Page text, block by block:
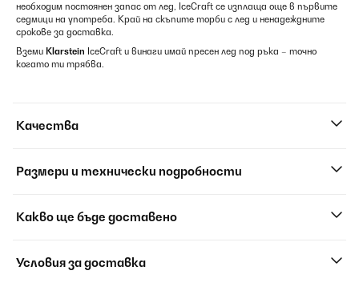
необходим постоянен запас от лед, IceCraft се изплаща още в първите
седмици на употреба. Край на скъпите торби с лед и ненадеждните
срокове за доставка.
Вземи Klarstein IceCraft и винаги имай пресен лед под ръка – точно
когато ти трябва.
Качества
Размери и технически подробности
Какво ще бъде доставено
Условия за доставка